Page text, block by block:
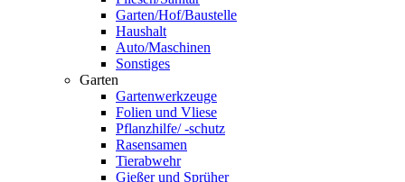
Garten/Hof/Baustelle
Haushalt
Auto/Maschinen
Sonstiges
Garten
Gartenwerkzeuge
Folien und Vliese
Pflanzhilfe/ -schutz
Rasensamen
Tierabwehr
Gießer und Sprüher